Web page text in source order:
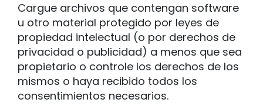
Cargue archivos que contengan software
u otro material protegido por leyes de
propiedad intelectual (o por derechos de
privacidad o publicidad) a menos que sea
propietario o controle los derechos de los
mismos o haya recibido todos los
consentimientos necesarios.